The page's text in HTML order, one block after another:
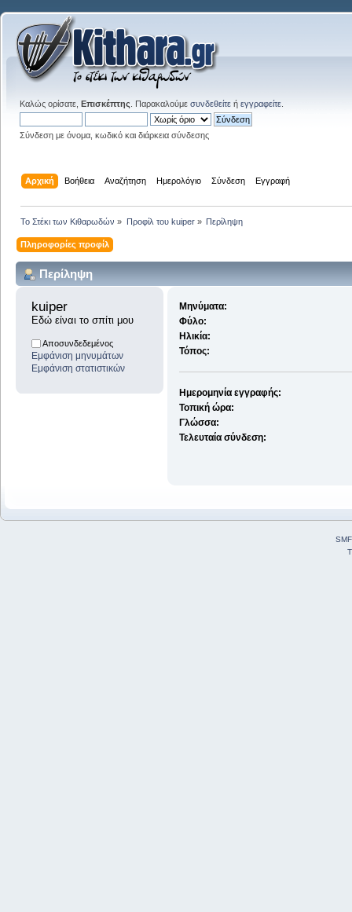
Καλώς ορίσατε, Επισκέπτης . Παρακαλούμε συνδεθείτε ή εγγραφείτε
Σύνδεση με όνομα, κωδικό και διάρκεια σύνδεσης
Αρχική Βοήθεια Αναζήτηση Ημερολόγιο Σύνδεση Εγγραφή
Το Στέκι των Κιθαρωδών » Προφίλ του kuiper» Περίληψη
Πληροφορίες προφίλ
Περίληψη
kuiper
Εδώ είναι το σπίτι μου
Αποσυνδεδεμένος
Εμφάνιση μηνυμάτων
Εμφάνιση στατιστικών
Μηνύματα:
Φύλο:
Ηλικία:
Τόπος:
Ημερομηνία εγγραφής:
Τοπική ώρα:
Γλώσσα:
Τελευταία σύνδεση: